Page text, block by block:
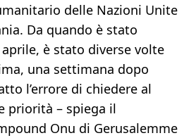
delle Nazioni Unite
Da quando è stato
è stato diverse volte
una settimana dopo
l’errore di chiedere al
priorità – spiega il
Onu di Gerusalemme